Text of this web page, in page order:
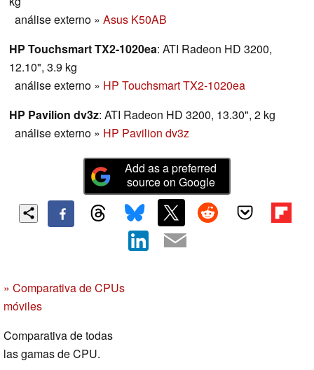
análise externo » Asus K50AB
HP Touchsmart TX2-1020ea: ATI Radeon HD 3200,
12.10", 3.9 kg
análise externo » HP Touchsmart TX2-1020ea
HP Pavilion dv3z: ATI Radeon HD 3200, 13.30", 2 kg
análise externo » HP Pavilion dv3z
Add as a preferred
source on Google
» Comparativa de CPUs
móviles
Comparativa de todas
las gamas de CPU.